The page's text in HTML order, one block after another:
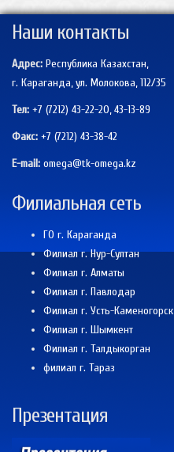
Наши контакты
Адрес: Республика Казахстан,
г. Караганда, ул. Молокова, 112/35
Тел: +7 (7212) 43-22-20, 43-13-89
Факс: +7 (7212) 43-38-42
E-mail: omega@tk-omega.kz
Филиальная сеть
ГО г. Караганда
Филиал г. Нур-Султан
Филиал г. Алматы
Филиал г. Павлодар
Филиал г. Усть-Каменогорск
Филиал г. Шымкент
Филиал г. Талдыкорган
филиал г. Тараз
Презентация